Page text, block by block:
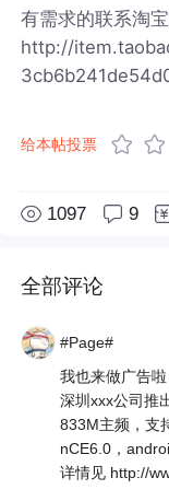
有需求的联系淘宝
http://
给本帖投票
1097 9
全部评论
#Page#
我也来做广告啦
深圳xxx公司推
833M主频，支
nCE6.0，
详情见 http://